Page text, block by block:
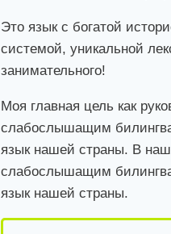
Это язык с богатой
системой, уникальной
занимательного!
Моя главная цель как
слабослышащим
язык нашей страны. В
слабослышащим
язык нашей страны.